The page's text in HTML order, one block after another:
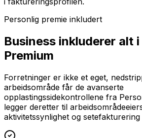
Personlig premie inkludert
Business inkluderer alt
Premium
Forretninger er ikke et eget,
arbeidsområde får de avanserte
opplastingssidekontrollene fra
legger deretter til
aktivitetssynlighet og